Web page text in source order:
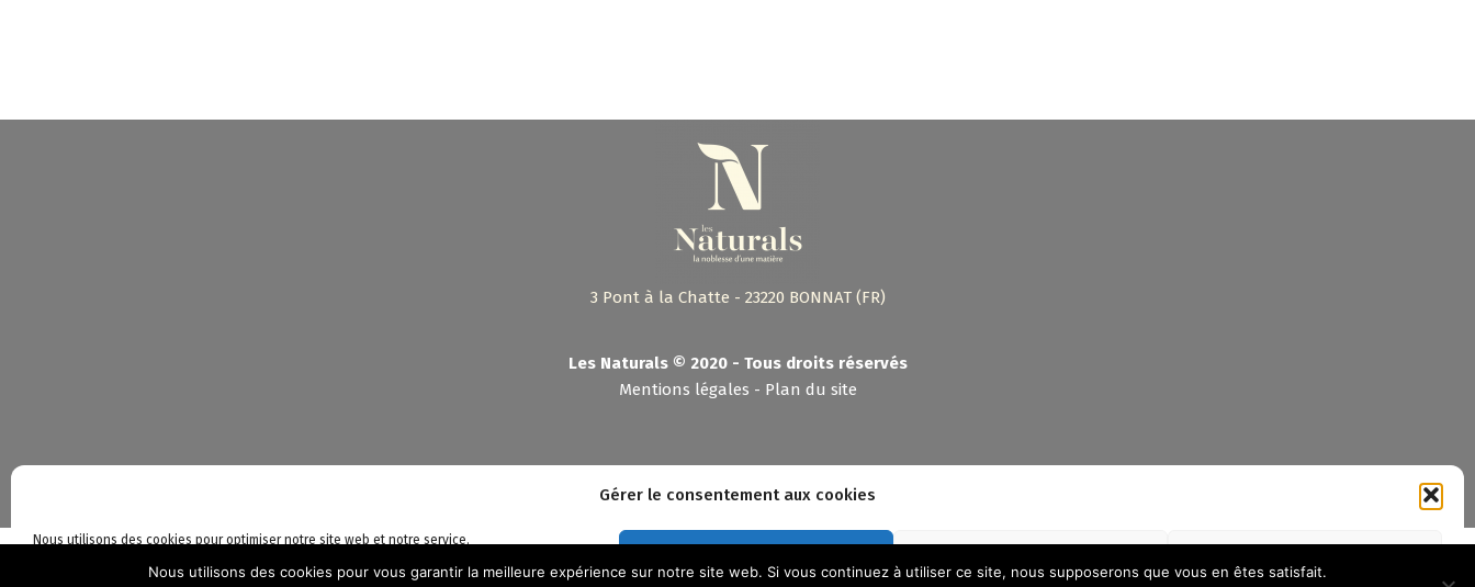
Gérer le consentement aux cookies
Nous utilisons des cookies pour optimiser notre site web et notre service.
3 Pont à la Chatte - 23220 BONNAT (FR)
Les Naturals © 2020 - Tous droits réservés
Mentions légales - Plan du site
©Les Naturals 2020 - Stratégie : Shebam !- Hébergement :
Nous utilisons des cookies pour vous garantir la meilleure expérience sur notre site web. Si vous continuez à utiliser ce site, nous supposerons que vous en êtes satisfait.